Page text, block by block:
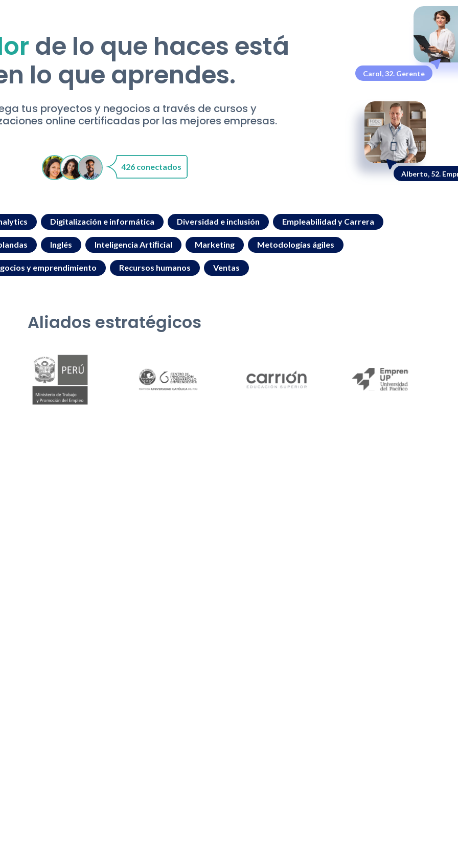
Carol, 32. Gerente
Alberto, 52.
de lo que haces está
lo que aprendes.
tus proyectos y negocios a través de cursos y
online certificadas por las mejores empresas.
426 conectados
Digitalización e informática Diversidad e inclusión Empleabilidad y Carrera
Inglés Inteligencia Artiﬁcial Marketing Metodologías ágiles
y emprendimiento Recursos humanos Ventas
Aliados estratégicos